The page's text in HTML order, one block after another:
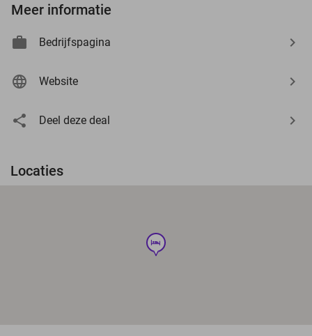
Meer informatie
Bedrijfspagina
Website
Deel deze deal
Locaties
hotel